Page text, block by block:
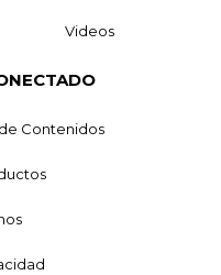
Videos
Contenidos